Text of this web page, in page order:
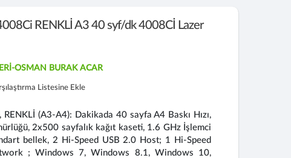
RENKLİ A3 40 syf/dk 4008Cİ Lazer
OSMAN BURAK ACAR
Listesine Ekle
(A3-A4): Dakikada 40 sayfa A4 Baskı Hızı,
2x500 sayfalık kağıt kaseti, 1.6 GHz İşlemci
bellek, 2 Hi-Speed USB 2.0 Host; 1 Hi-Speed
; Windows 7, Windows 8.1, Windows 10,